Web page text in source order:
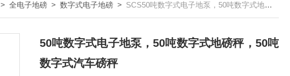
>全电子地磅 >数字式电子地磅 > SCS50吨数字式电子地泵，50吨数字式地磅秤，50吨数字式汽车磅秤
50吨数字式电子地泵，50吨数字式地磅秤，50吨
数字式汽车磅秤